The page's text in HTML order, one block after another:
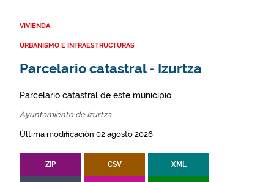
VIVIENDA
URBANISMO E INFRAESTRUCTURAS
Parcelario catastral - Izurtza
Parcelario catastral de este municipio.
Ayuntamiento de Izurtza
Última modificación 02 agosto 2026
ZIP CSV XML